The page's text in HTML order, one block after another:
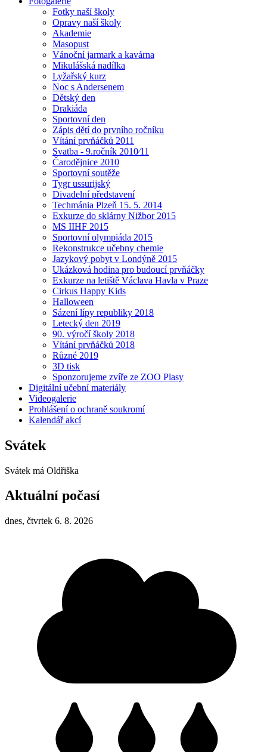
Fotky naší školy
Opravy naší školy
Akademie
Masopust
Vánoční jarmark a kavárna
Mikulášská nadílka
Lyžařský kurz
Noc s Andersenem
Dětský den
Drakiáda
Sportovní den
Zápis dětí do prvního ročníku
Vítání prvňáčků 2011
Svatba - 9.ročník 2010⁄11
Čarodějnice 2010
Sportovní soutěže
Tygr ussurijský
Divadelní představení
Techmánia Plzeň 15. 5. 2014
Exkurze do sklárny Nižbor 2015
MS IIHF 2015
Sportovní olympiáda 2015
Rekonstrukce učebny chemie
Jazykový pobyt v Londýně 2015
Ukázková hodina pro budoucí prvňáčky
Exkurze na letiště Václava Havla v Praze
Cirkus Happy Kids
Halloween
Sázení lípy republiky 2018
Letecký den 2019
90. výročí školy 2018
Vítání prvňáčků 2018
Různé 2019
3D tisk
Sponzorujeme zvíře ze ZOO Plasy
Digitální učební materiály
Videogalerie
Prohlášení o ochraně soukromí
Kalendář akcí
Svátek
Svátek má Oldřiška
Aktuální počasí
dnes, čtvrtek 6. 8. 2026